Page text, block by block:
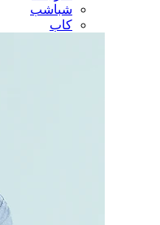
شباشب
كاب